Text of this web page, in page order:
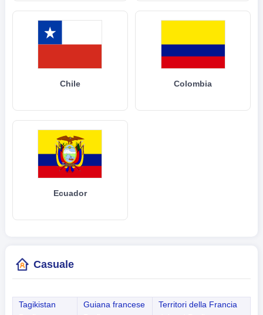
Chile Colombia
Ecuador
Casuale
Tagikistan
Guiana francese
Territori della Francia